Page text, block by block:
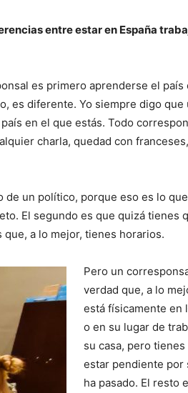
entre estar en España
es primero aprenderse el país
es diferente. Yo siempre digo que
en el que estás. Todo
charla, quedad con
un político, porque eso es lo
El segundo es que quizá tienes
a lo mejor, tienes horarios.
Pero un
verdad que, a lo
está físicamente en
o en su lugar de
su casa, pero tienes
estar pendiente por
ha pasado. El resto